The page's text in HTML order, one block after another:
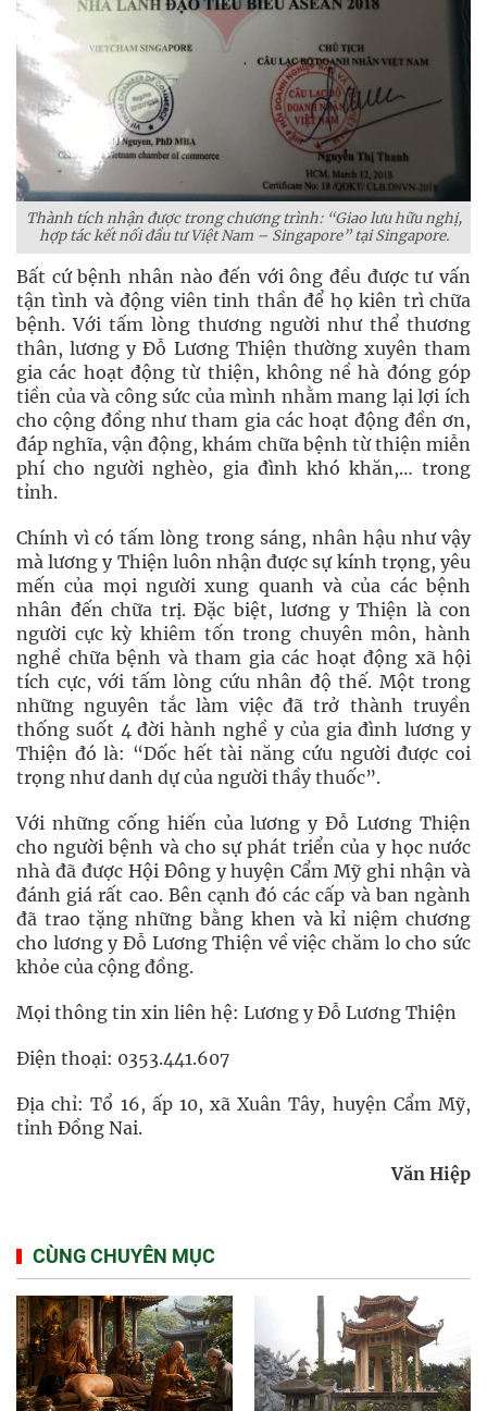
Thành tích nhận được trong chương trình: “Giao lưu hữu nghị,
hợp tác kết nối đầu tư Việt Nam – Singapore” tại Singapore.
Bất cứ bệnh nhân nào đến với ông đều được tư vấn
tận tình và động viên tinh thần để họ kiên trì chữa
bệnh. Với tấm lòng thương người như thể thương
thân, lương y Đỗ Lương Thiện thường xuyên tham
gia các hoạt động từ thiện, không nề hà đóng góp
tiền của và công sức của mình nhằm mang lại lợi ích
cho cộng đồng như tham gia các hoạt động đền ơn,
đáp nghĩa, vận động, khám chữa bệnh từ thiện miễn
phí cho người nghèo, gia đình khó khăn,… trong
tỉnh.
Chính vì có tấm lòng trong sáng, nhân hậu như vậy
mà lương y Thiện luôn nhận được sự kính trọng, yêu
mến của mọi người xung quanh và của các bệnh
nhân đến chữa trị. Đặc biệt, lương y Thiện là con
người cực kỳ khiêm tốn trong chuyên môn, hành
nghề chữa bệnh và tham gia các hoạt động xã hội
tích cực, với tấm lòng cứu nhân độ thế. Một trong
những nguyên tắc làm việc đã trở thành truyền
thống suốt 4 đời hành nghề y của gia đình lương y
Thiện đó là: “Dốc hết tài năng cứu người được coi
trọng như danh dự của người thầy thuốc”.
Với những cống hiến của lương y Đỗ Lương Thiện
cho người bệnh và cho sự phát triển của y học nước
nhà đã được Hội Đông y huyện Cẩm Mỹ ghi nhận và
đánh giá rất cao. Bên cạnh đó các cấp và ban ngành
đã trao tặng những bằng khen và kỉ niệm chương
cho lương y Đỗ Lương Thiện về việc chăm lo cho sức
khỏe của cộng đồng.
Mọi thông tin xin liên hệ: Lương y Đỗ Lương Thiện
Điện thoại: 0353.441.607
Địa chỉ: Tổ 16, ấp 10, xã Xuân Tây, huyện Cẩm Mỹ,
tỉnh Đồng Nai.
Văn Hiệp
CÙNG CHUYÊN MỤC